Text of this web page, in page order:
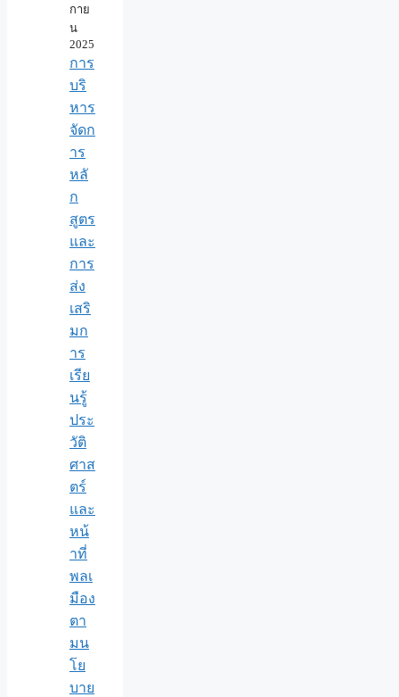
กาย
น
2025
การ
บริ
หาร
จัดก
าร
หลั
ก
สูตร
และ
การ
ส่ง
เสริ
มก
าร
เรีย
นรู้
ประ
วัติ
ศาส
ตร์
และ
หน้
าที่
พลเ
มือง
ตา
มน
โย
บาย